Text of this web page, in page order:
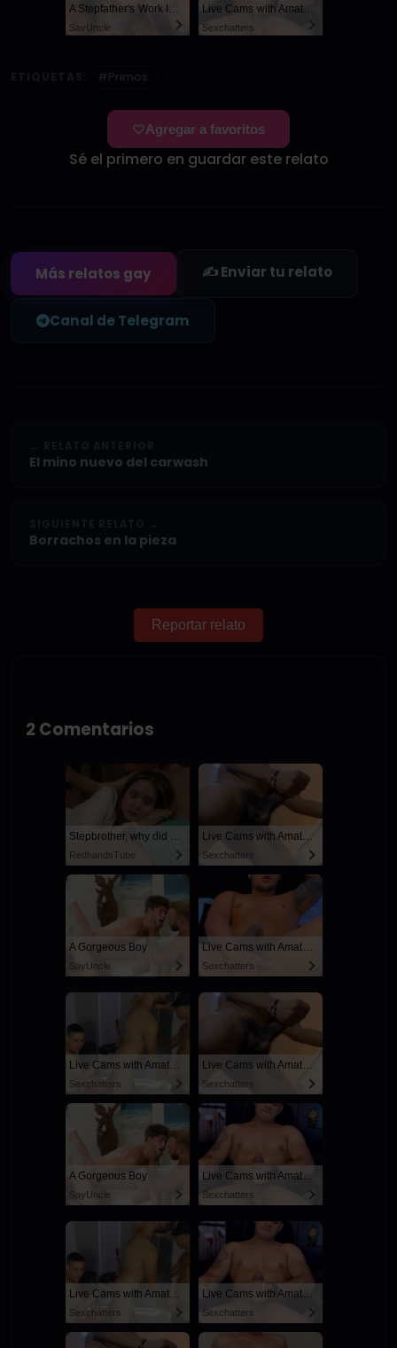
A Stepfather's Work Is Never Done
SayUncle
Live Cams with Amateur Men
Sexchatters
#Primos
Agregar a favoritos
Sé el primero en guardar este relato
Más relatos gay ✍️ Enviar tu relato
Canal de Telegram
El mino nuevo del carwash
Borrachos en la pieza
Reportar relato
2 Comentarios
Stepbrother, why did you show me your dick? Now I want to fuck you with my wet pussy
RedhandsTube
Live Cams with Amateur Men
Sexchatters
A Gorgeous Boy
SayUncle
Live Cams with Amateur Men
Sexchatters
Live Cams with Amateur Men
Sexchatters
Live Cams with Amateur Men
Sexchatters
A Gorgeous Boy
SayUncle
Live Cams with Amateur Men
Sexchatters
Live Cams with Amateur Men
Sexchatters
Live Cams with Amateur Men
Sexchatters